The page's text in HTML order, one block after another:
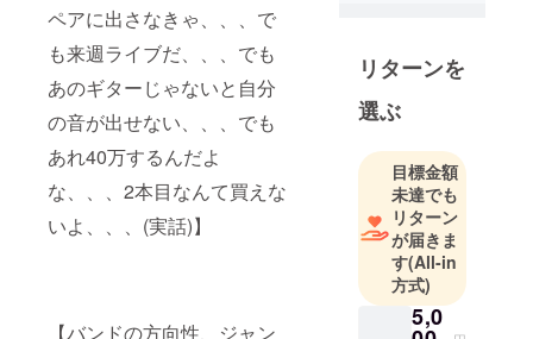
ペアに出さなきゃ、、、で
も来週ライブだ、、、でも
あのギターじゃないと自分
の音が出せない、、、でも
あれ40万するんだよ
な、、、2本目なんて買えな
いよ、、、(実話)】
【バンドの方向性、ジャン
リターンを
選ぶ
目標金額
未達でも
リターン
が届きま
す(All-in
方式)
5,0